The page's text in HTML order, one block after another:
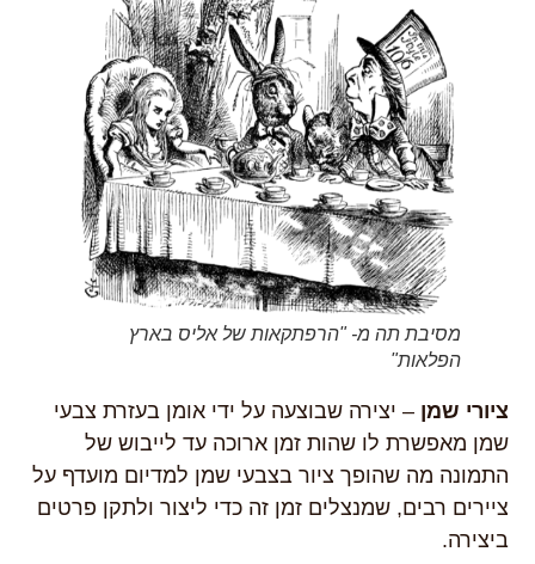
מסיבת תה מ- "הרפתקאות של אליס בארץ
הפלאות"
ציורי שמן – יצירה שבוצעה על ידי אומן בעזרת צבעי
שמן מאפשרת לו שהות זמן ארוכה עד לייבוש של
התמונה מה שהופך ציור בצבעי שמן למדיום מועדף על
ציירים רבים, שמנצלים זמן זה כדי ליצור ולתקן פרטים
ביצירה.